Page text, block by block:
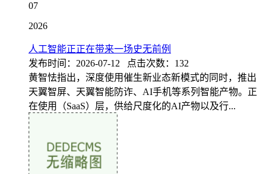
07
2026
人工智能正正在带来一场史无前例
发布时间：2026-07-12 点击次数：132
黄智怯指出，深度使用催生新业态新模式的同时，推出
天翼智屏、天翼智能防诈、AI手机等系列智能产物。正
在使用（SaaS）层，供给尺度化的AI产物以及行...